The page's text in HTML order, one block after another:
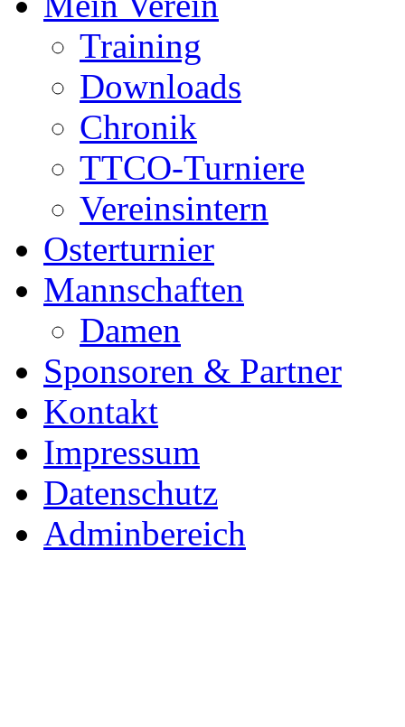
Training
Downloads
Chronik
TTCO-Turniere
Vereinsintern
Osterturnier
Mannschaften
Damen
Sponsoren & Partner
Kontakt
Impressum
Datenschutz
Adminbereich